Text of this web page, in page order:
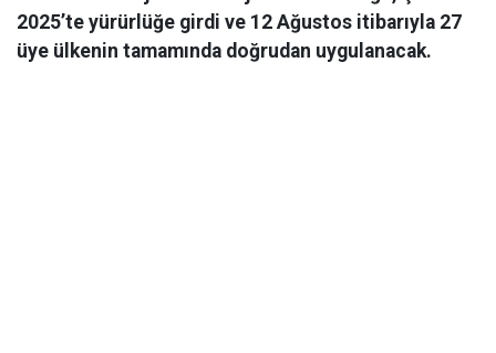
2025’te yürürlüğe girdi ve 12 Ağustos itibarıyla 27
üye ülkenin tamamında doğrudan uygulanacak.